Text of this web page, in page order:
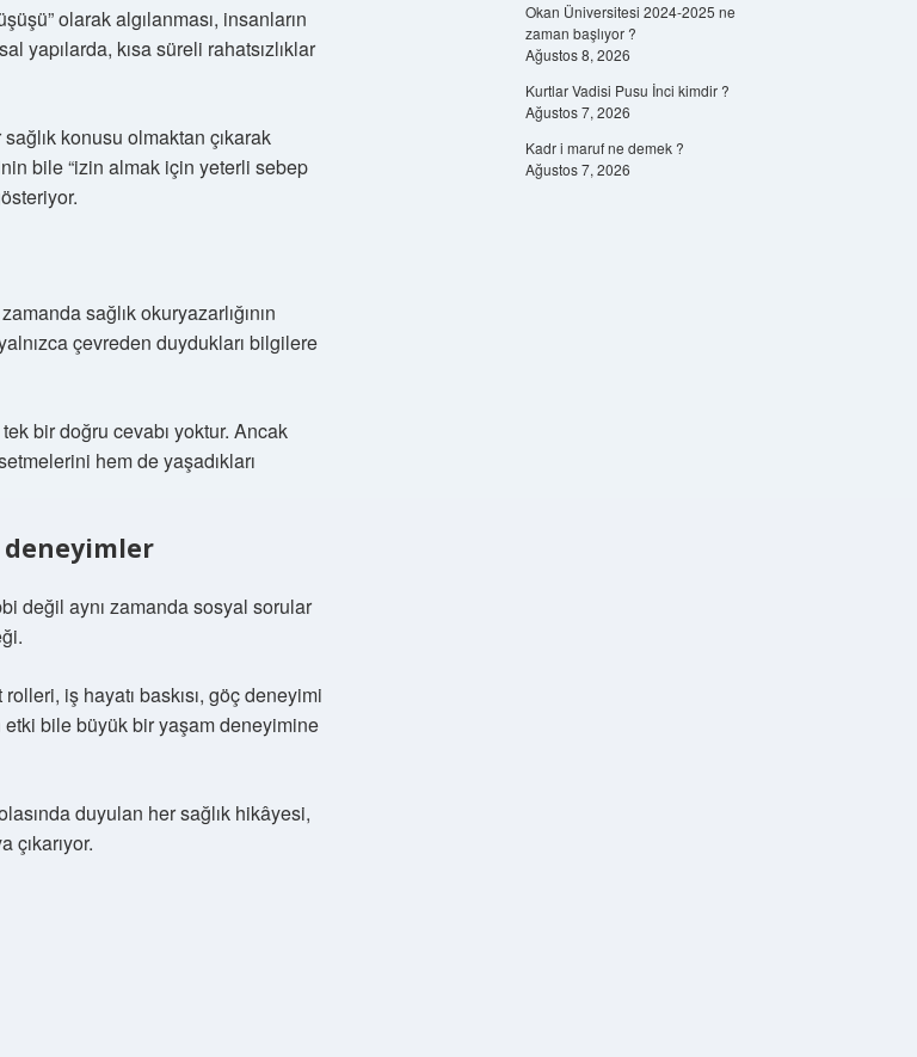
olarak algılanması, insanların
yapılarda, kısa süreli rahatsızlıklar
konusu olmaktan çıkarak
bile “izin almak için yeterli sebep
sağlık okuryazarlığının
çevreden duydukları bilgilere
bir doğru cevabı yoktur. Ancak
hem de yaşadıkları
deneyimler
değil aynı zamanda sosyal sorular
iş hayatı baskısı, göç deneyimi
etki bile büyük bir yaşam deneyimine
duyulan her sağlık hikâyesi,
çıkarıyor.
Okan Üniversitesi 2024-2025 ne
zaman başlıyor ?
Ağustos 8, 2026
Kurtlar Vadisi Pusu İnci kimdir ?
Ağustos 7, 2026
Kadr i maruf ne demek ?
Ağustos 7, 2026